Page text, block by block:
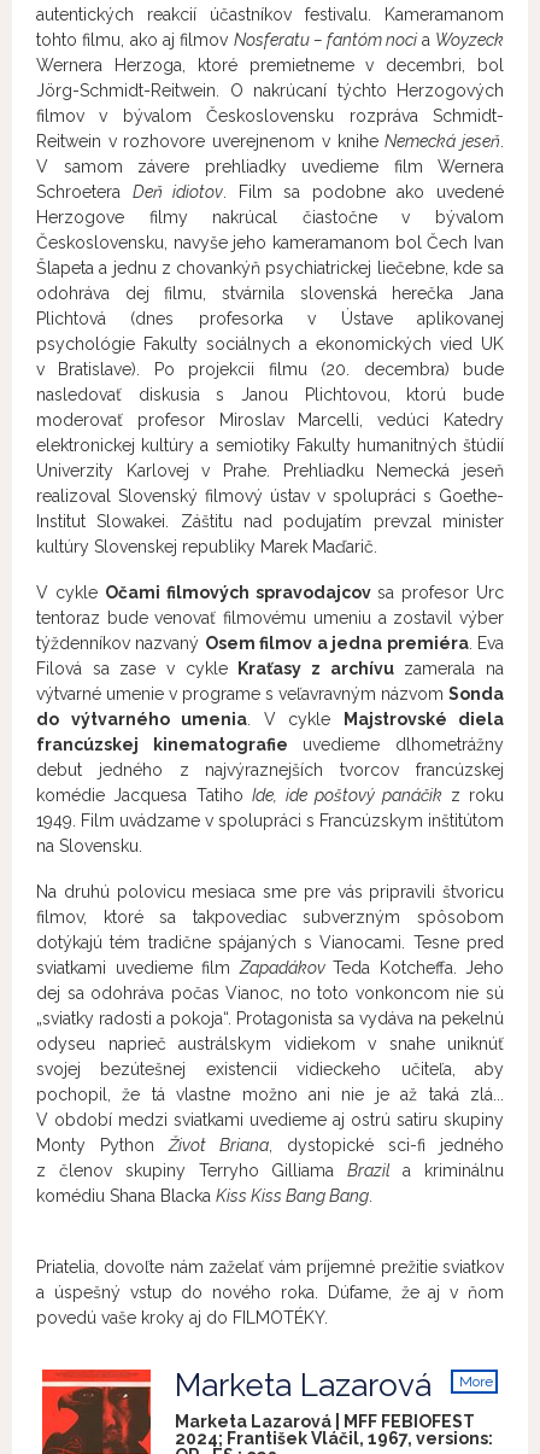
autentických reakcií účastníkov festivalu. Kameramanom
tohto filmu, ako aj filmov Nosferatu – fantóm noci a Woyzeck
Wernera Herzoga, ktoré premietneme v decembri, bol
Jörg-Schmidt-Reitwein. O nakrúcaní týchto Herzogových
filmov v bývalom Československu rozpráva Schmidt-
Reitwein v rozhovore uverejnenom v kniheNemecká jeseň
V samom závere prehliadky uvedieme film Wernera
Schroetera Deň idiotov . Film sa podobne ako uvedené
Herzogove filmy nakrúcal čiastočne v bývalom
Československu, navyše jeho kameramanom bol Čech Ivan
Šlapeta a jednu z chovankýň psychiatrickej liečebne, kde sa
odohráva dej filmu, stvárnila slovenská herečka Jana
Plichtová (dnes profesorka v Ústave aplikovanej
psychológie Fakulty sociálnych a ekonomických vied UK
v Bratislave). Po projekcii filmu (20. decembra) bude
nasledovať diskusia s Janou Plichtovou, ktorú bude
moderovať profesor Miroslav Marcelli, vedúci Katedry
elektronickej kultúry a semiotiky Fakulty humanitných štúdií
Univerzity Karlovej v Prahe. Prehliadku Nemecká jeseň
realizoval Slovenský filmový ústav v spolupráci s Goethe-
Institut Slowakei. Záštitu nad podujatím prevzal minister
kultúry Slovenskej republiky Marek Maďarič.
V cykle Očami filmových spravodajcov sa profesor Urc
tentoraz bude venovať filmovému umeniu a zostavil výber
týždenníkov nazvaný Osem filmov a jedna premiéra. Eva
Filová sa zase v cykle
Kraťasy z archívuzamerala na
výtvarné umenie v programe s veľavravným názvom Sonda
do výtvarného umenia . V cykle
Majstrovské diela
francúzskej kinematografie uvedieme dlhometrážny
debut jedného z najvýraznejších tvorcov francúzskej
komédie Jacquesa TatihoIde, ide poštový panáčik z roku
1949. Film uvádzame v spolupráci s Francúzskym inštitútom
na Slovensku.
Na druhú polovicu mesiaca sme pre vás pripravili štvoricu
filmov, ktoré sa takpovediac subverzným spôsobom
dotýkajú tém tradične spájaných s Vianocami. Tesne pred
sviatkami uvedieme film Zapadákov Teda Kotcheffa. Jeho
dej sa odohráva počas Vianoc, no toto vonkoncom nie sú
„sviatky radosti a pokoja“. Protagonista sa vydáva na pekelnú
odyseu naprieč austrálskym vidiekom v snahe uniknúť
svojej bezútešnej existencii vidieckeho učiteľa, aby
pochopil, že tá vlastne možno ani nie je až taká zlá...
V období medzi sviatkami uvedieme aj ostrú satiru skupiny
Monty Python Život Briana , dystopické sci-fi jedného
z členov skupiny Terryho GilliamaBrazila kriminálnu
komédiu Shana BlackaKiss Kiss Bang Bang
Priatelia, dovoľte nám zaželať vám príjemné prežitie sviatkov
a úspešný vstup do nového roka. Dúfame, že aj v ňom
povedú vaše kroky aj do FILMOTÉKY.
More
Marketa Lazarová
Marketa Lazarová | MFF FEBIOFEST
2024; František Vláčil, 1967, versions: